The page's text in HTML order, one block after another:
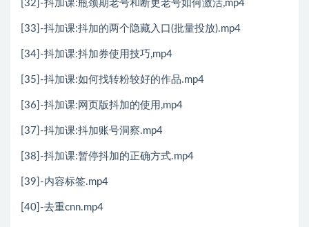
[32]-抖加课:瓶颈期老号和断更老号如何激活,mp4
[33]-抖加课:抖加的两个隐藏入口(批量投放).mp4
[34]-抖加课:抖加券使用技巧,mp4
[35]-抖加课:如何找转粉较好的作品.mp4
[36]-抖加课:网页版抖加的使用,mp4
[37]-抖加课:抖加账号洞察.mp4
[38]-抖加课:暂停抖加的正确方式.mp4
[39]-内容标签.mp4
[40]-去重cnn.mp4